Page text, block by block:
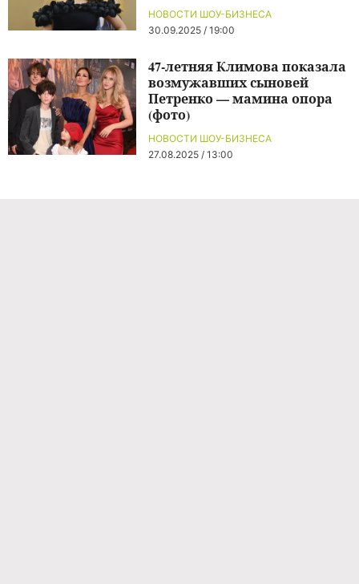
НОВОСТИ ШОУ-БИЗНЕСА
30.09.2025 / 19:00
НОВОСТИ ШОУ-БИЗНЕСА
27.08.2025 / 13:00
47-летняя Климова показала
возмужавших сыновей
Петренко — мамина опора
(фото)